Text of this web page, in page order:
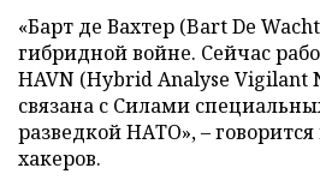
«Барт де Вахтер (Bart De
гибридной войне. Сейчас
HAVN (Hybrid Analyse Vigilant
связана с Силами
разведкой НАТО», –
хакеров.